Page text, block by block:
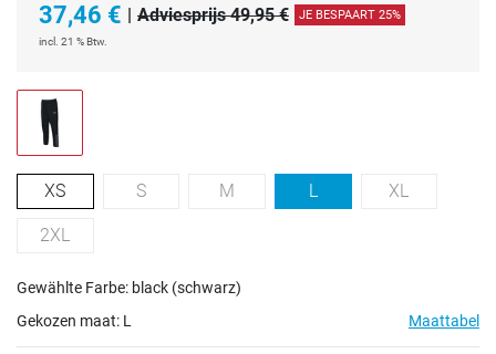
37,46 € | Adviesprijs 49,95 € JE BESPAART 25%
incl. 21 % Btw.
XS S M L XL
2XL
Gewählte Farbe: black (schwarz)
Gekozen maat: L Maattabel